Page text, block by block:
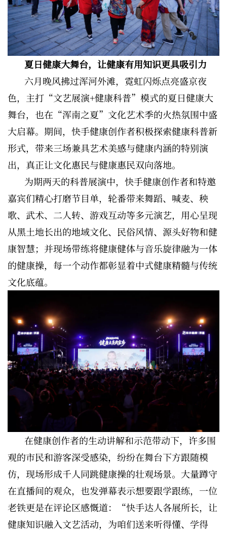
夏日健康大舞台，让健康有用知识更具吸引力
六月晚风拂过浑河外滩，霓虹闪烁点亮盛京夜
色，主打“文艺展演+健康科普”模式的夏日健康大
舞台，也在“浑南之夏”文化艺术季的火热氛围中盛
大启幕。期间，快手健康创作者积极探索健康科普新
形式，带来三场兼具艺术美感与健康内涵的特别演
出，真正让文化惠民与健康惠民双向落地。
为期两天的科普展演中，快手健康创作者和特邀
嘉宾们精心打磨节目单，轮番带来舞蹈、喊麦、秧
歌、武术、二人转、游戏互动等多元演艺，用心呈现
从黑土地长出的地域文化、民俗风情、源头好物和健
康智慧；并现场带练将健康健体与音乐旋律融为一体
的健康操，每一个动作都彰显着中式健康精髓与传统
文化底蕴。
在健康创作者的生动讲解和示范带动下，许多围
观的市民和游客深受感染，纷纷在舞台下方跟随模
仿，现场形成千人同跳健康操的壮观场景。大量蹲守
在直播间的观众，也发弹幕表示想要跟学跟练，一位
老铁更是在评论区感慨道：“快手达人各展所长，让
健康知识融入文艺活动，为咱们送来听得懂、学得